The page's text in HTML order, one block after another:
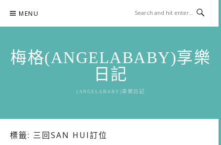
content
MENU
梅格(ANGELABABY)享樂
日記
(ANGELABABY)享樂日記
標籤: 三回SAN HUI訂位